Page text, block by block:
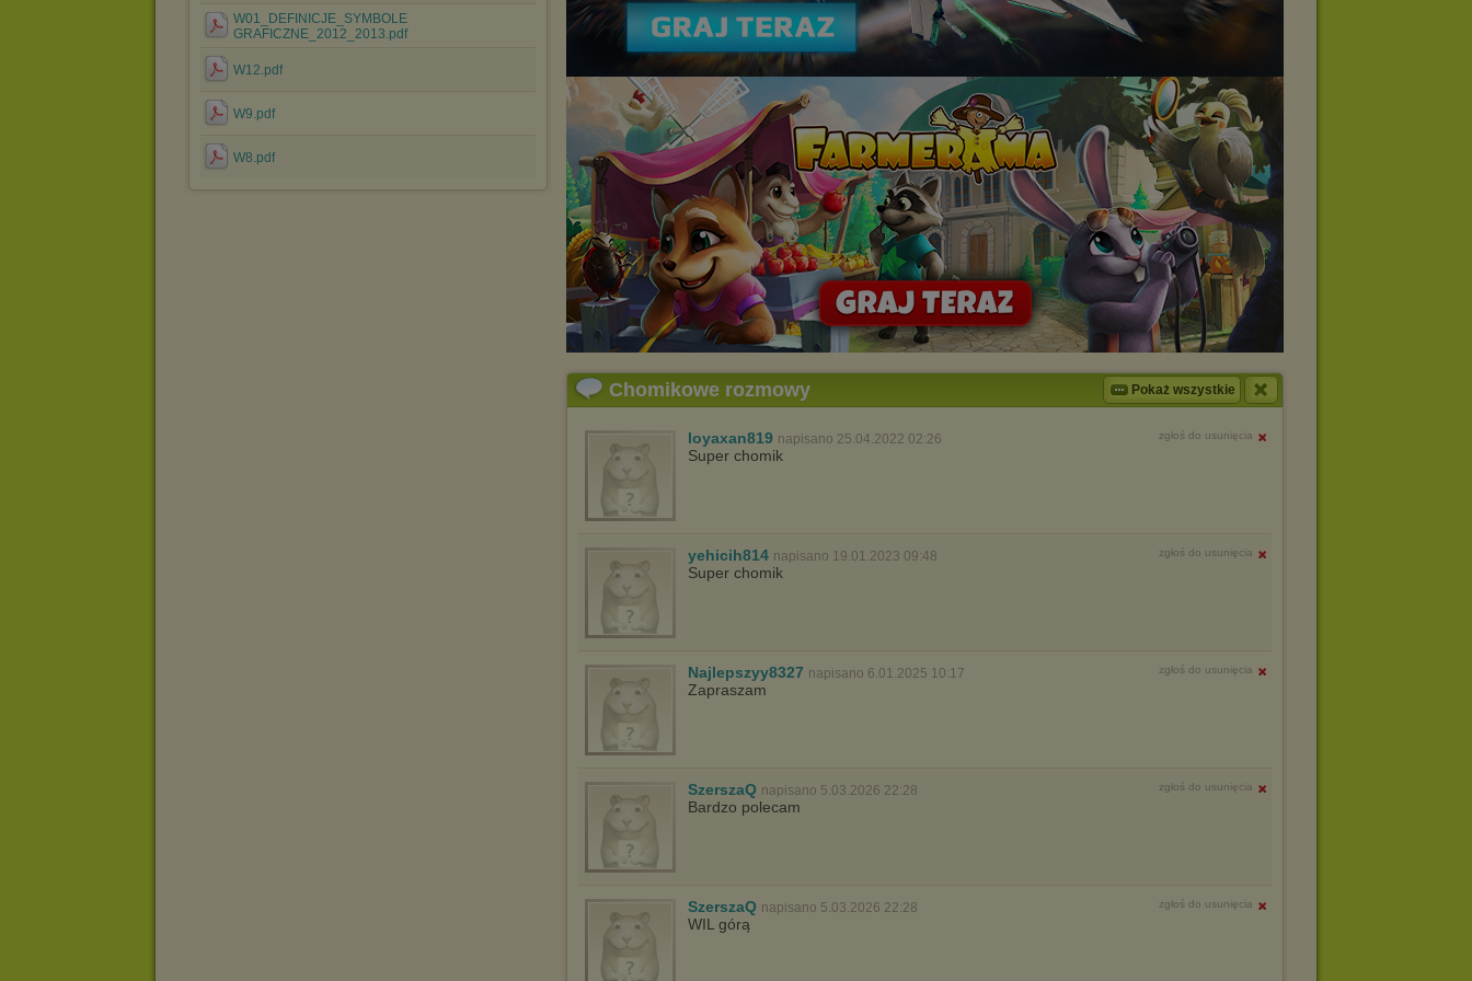
W01_DEFINICJE_SYMBOLE
GRAFICZNE_2012_2013.pdf
W12.pdf
W9.pdf
W8.pdf
Chomikowe rozmowy Pokaż wszystkie
loyaxan819 napisano 25.04.2022 02:26 zgłoś do usunięcia
Super chomik
yehicih814 napisano 19.01.2023 09:48 zgłoś do usunięcia
Super chomik
Najlepszyy8327 napisano 6.01.2025 10:17 zgłoś do usunięcia
Zapraszam
SzerszaQ napisano 5.03.2026 22:28 zgłoś do usunięcia
Bardzo polecam
SzerszaQ napisano 5.03.2026 22:28 zgłoś do usunięcia
WIL górą